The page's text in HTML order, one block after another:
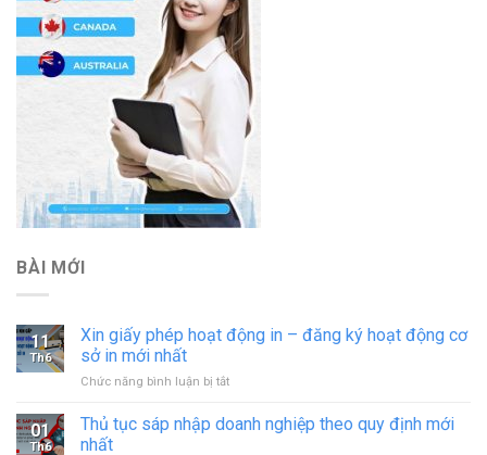
BÀI MỚI
11
Th6
Xin giấy phép hoạt động in – đăng ký hoạt động cơ
sở in mới nhất
Chức năng bình luận bị tắtở
giấy
01
Th6
Thủ tục sáp nhập doanh nghiệp theo quy định mới
nhất